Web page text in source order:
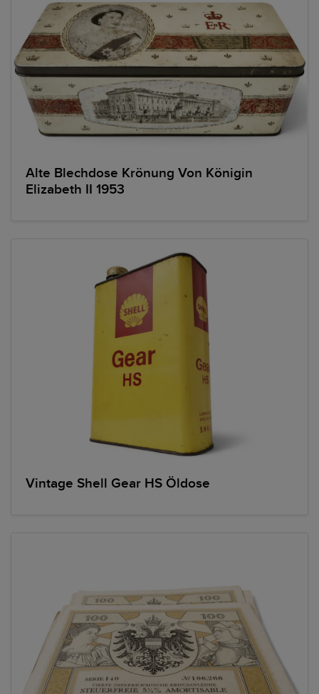
Alte Blechdose Krönung Von Königin
Elizabeth II 1953
Vintage Shell Gear HS Öldose